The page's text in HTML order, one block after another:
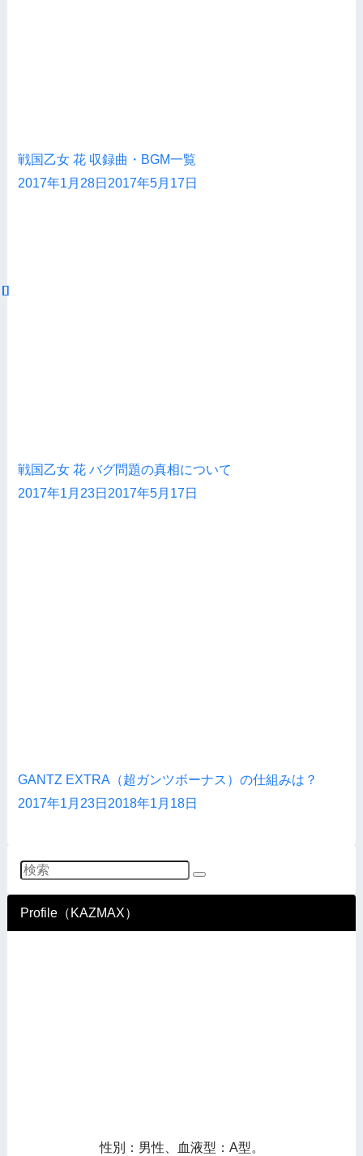
戦国乙女 花 収録曲・BGM一覧
2017年1月28日 2017年5月17日
戦国乙女 花 バグ問題の真相について
2017年1月23日 2017年5月17日
GANTZ EXTRA（超ガンツボーナス）の仕組みは？
2017年1月23日 2018年1月18日
Profile（KAZMAX）
性別：男性、血液型：A型。